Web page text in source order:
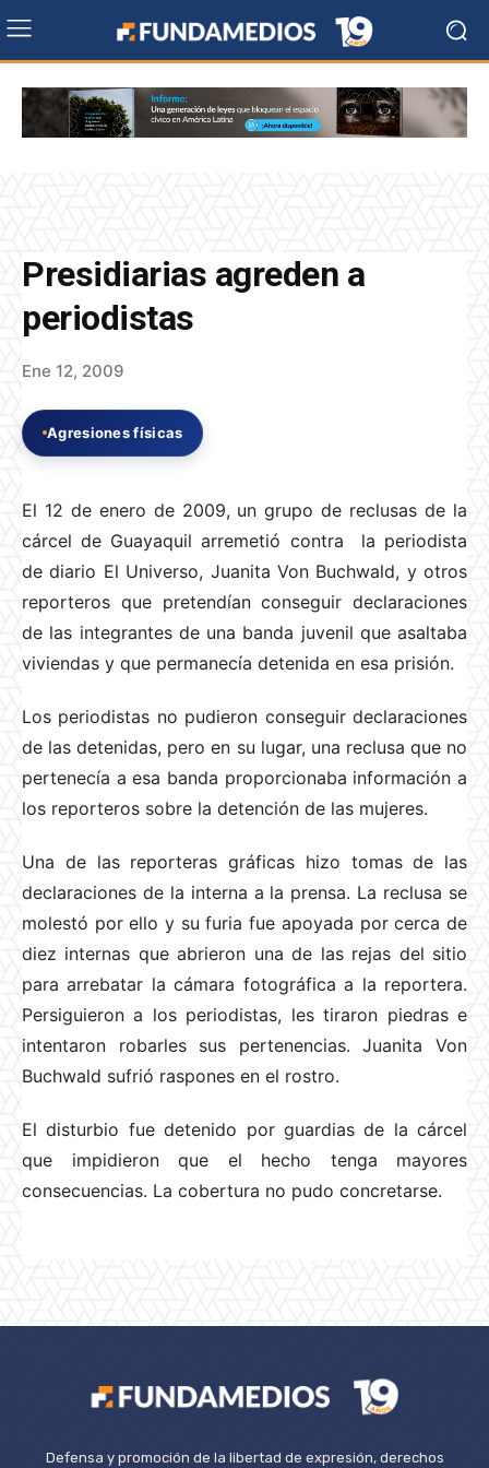
Presidiarias agreden a
periodistas
Ene 12, 2009
Agresiones físicas
El 12 de enero de 2009, un grupo de reclusas de la
cárcel de Guayaquil arremetió contra la periodista
de diario El Universo, Juanita Von Buchwald, y otros
reporteros que pretendían conseguir declaraciones
de las integrantes de una banda juvenil que asaltaba
viviendas y que permanecía detenida en esa prisión.
Los periodistas no pudieron conseguir declaraciones
de las detenidas, pero en su lugar, una reclusa que no
pertenecía a esa banda proporcionaba información a
los reporteros sobre la detención de las mujeres.
Una de las reporteras gráficas hizo tomas de las
declaraciones de la interna a la prensa. La reclusa se
molestó por ello y su furia fue apoyada por cerca de
diez internas que abrieron una de las rejas del sitio
para arrebatar la cámara fotográfica a la reportera.
Persiguieron a los periodistas, les tiraron piedras e
intentaron robarles sus pertenencias. Juanita Von
Buchwald sufrió raspones en el rostro.
El disturbio fue detenido por guardias de la cárcel
que impidieron que el hecho tenga mayores
consecuencias. La cobertura no pudo concretarse.
Defensa y promoción de la libertad de expresión, derechos